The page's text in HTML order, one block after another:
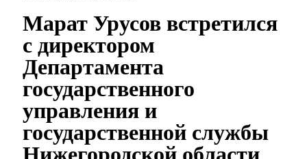
Марат Урусов встретился
с директором
Департамента
государственного
управления и
государственной службы